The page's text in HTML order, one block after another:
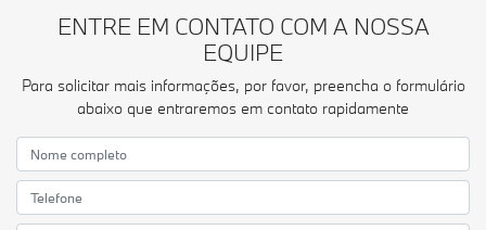
ENTRE EM CONTATO COM A NOSSA
EQUIPE
Para solicitar mais informações, por favor, preencha o formulário
abaixo que entraremos em contato rapidamente